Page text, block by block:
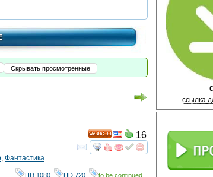
с̲с̲ы̲л̲к̲а̲
Скрывать просмотренные
смотретьинтересует
HD
16
, Фантастика
HD 1080 HD 720 to be continued...